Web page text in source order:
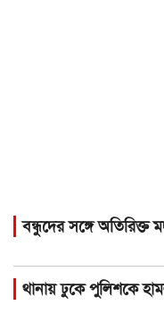
বন্ধুদের সঙ্গে অতিরিক্ত
থানায় ঢুকে পুলিশকে